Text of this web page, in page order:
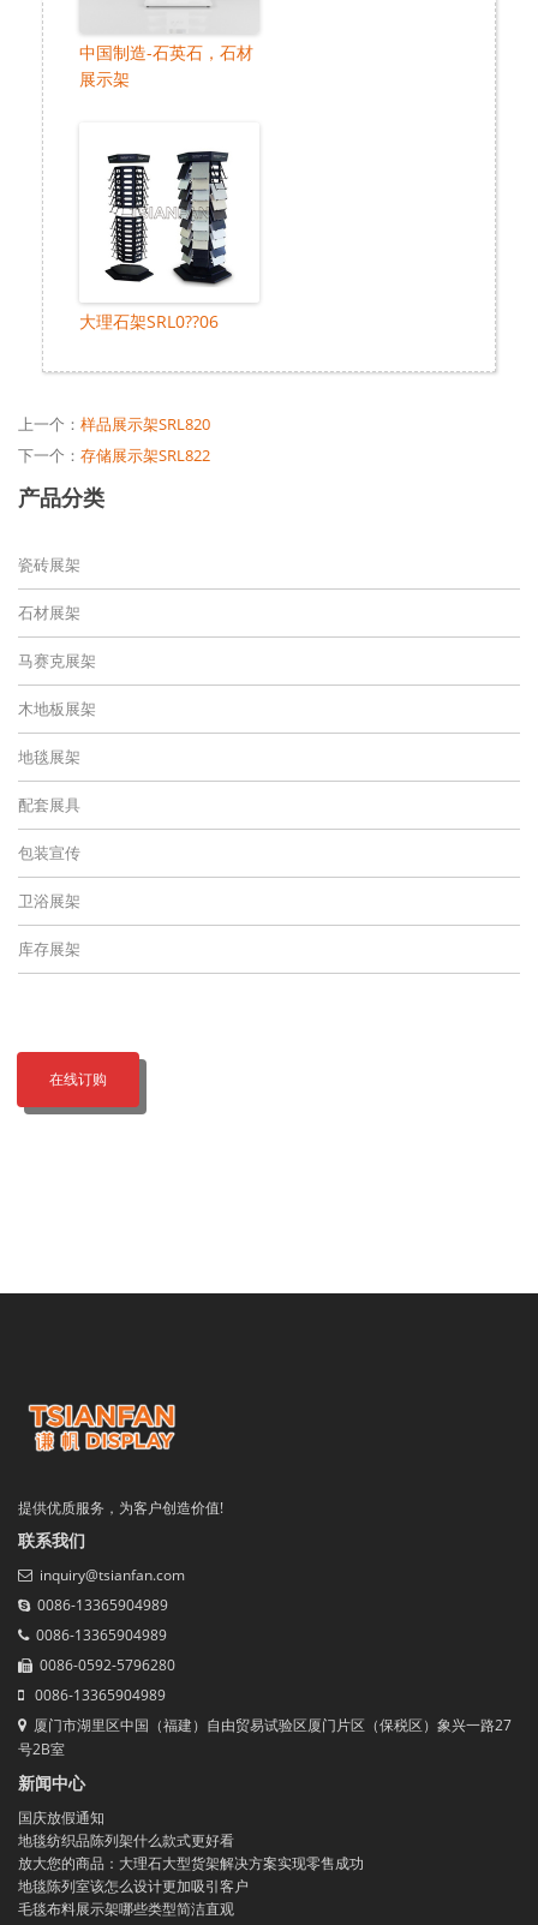
中国制造-石英石，石材
展示架
大理石架SRL0??06
上一个： 样品展示架SRL820
下一个： 存储展示架SRL822
产品分类
瓷砖展架
石材展架
马赛克展架
木地板展架
地毯展架
配套展具
包装宣传
卫浴展架
库存展架
在线订购
提供优质服务，为客户创造价值!
联系我们
inquiry@tsianfan.com
0086-13365904989
0086-13365904989
0086-0592-5796280
0086-13365904989
厦门市湖里区中国（福建）自由贸易试验区厦门片区（保税区）象兴一路27
号2B室
新闻中心
国庆放假通知
地毯纺织品陈列架什么款式更好看
放大您的商品：大理石大型货架解决方案实现零售成功
地毯陈列室该怎么设计更加吸引客户
毛毯布料展示架哪些类型简洁直观